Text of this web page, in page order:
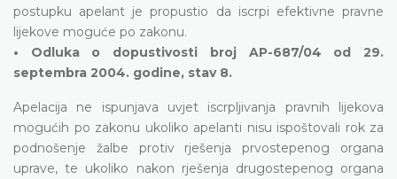
postupku apelant je propustio da iscrpi efektivne pravne
lijekove moguće po zakonu.
• Odluka o dopustivosti broj AP-687/04 od 29.
septembra 2004. godine, stav 8.
Apelacija ne ispunjava uvjet iscrpljivanja pravnih lijekova
mogućih po zakonu ukoliko apelanti nisu ispoštovali rok za
podnošenje žalbe protiv rješenja prvostepenog organa
uprave, te ukoliko nakon rješenja drugostepenog organa